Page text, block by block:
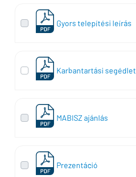
Gyors telepítési leírás
Karbantartási segédlet
MABISZ ajánlás
Prezentáció